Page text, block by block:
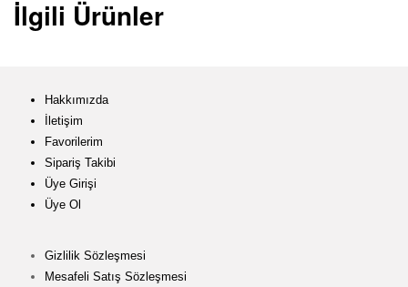
İlgili Ürünler
Hakkımızda
İletişim
Favorilerim
Sipariş Takibi
Üye Girişi
Üye Ol
Gizlilik Sözleşmesi
Mesafeli Satış Sözleşmesi